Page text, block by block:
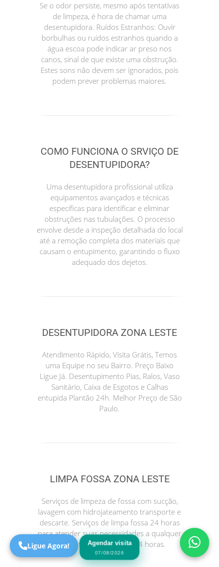
Se o odor persiste, mesmo após tentativas
de limpeza, é hora de chamar uma
desentupidora. Ruídos Estranhos: Ouvir
borbulhas ou ruídos estranhos quando a
água escoa pode indicar ar preso nos
canos, sinal de que existe uma obstrução.
Estes sons não devem ser ignorados, pois
podem prever problemas maiores.
COMO FUNCIONA O SRVIÇO DE
DESENTUPIDORA?
Uma desentupidora profissional utiliza
equipamentos avançados e técnicas
específicas para identificar e eliminar
obstruções nas tubulações. O processo
envolve desde a inspeção detalhada do local
até a remoção completa dos materiais que
causam o entupimento, garantindo o fluxo
adequado dos dejetos.
DESENTUPIDORA ZONA LESTE
Atendimento Rápido, Visita Grátis, Temos
uma Equipe no seu Bairro. Preço Baixo
Ligue Já. Desentupimento Pias, Ralos, Vaso
Sanitário, Caixa de Esgotos e Calhas
entupida Plantão 24h. Melhor Preço de São
Paulo.
LIMPA FOSSA ZONA LESTE
Serviços de limpeza de fossa com sucção,
lavagem com hidrojateamento transporte e
descarte. Serviços de limpa fossa 24 horas
para atender suas necessidades a qualquer
momento. Atendimento 24 horas.
Agendar visita
07/08/2026
Online
São Paulo! Precisa de
ajuda?
Online
Ligue Agora!